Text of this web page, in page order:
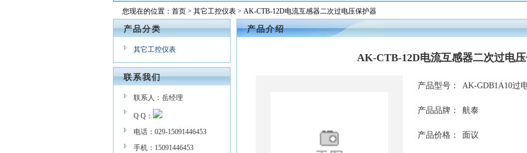
您现在的位置： 首页 > 其它工控仪表 > AK-CTB-12D电流互感器二次过电压保护器
产品分类
其它工控仪表
联系我们
联系人：岳经理
Q Q：
电话：029-15091446453
手机：15091446453
产品介绍
AK-CTB-12D电流互感器二次过电
产品型号： AK-GDB1A10过
产品品牌： 航泰
产品价格： 面议